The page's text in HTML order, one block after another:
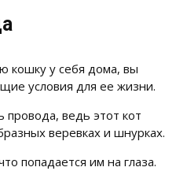
кошку у себя дома, вы
условия для ее жизни.
провода, ведь этот кот
веревках и шнурках.
попадается им на глаза.